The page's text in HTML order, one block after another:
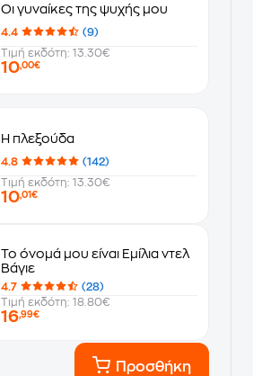
Οι γυναίκες της ψυχής μου
4.4
(9)
Τιμή εκδότη: 13.30€
10,00€
Η πλεξούδα
4.8
(142)
Τιμή εκδότη: 13.30€
10,01€
Το όνομά μου είναι Εμίλια ντελ
Βάγιε
4.7
(28)
Τιμή εκδότη: 18.80€
16,99€
Προσθήκη